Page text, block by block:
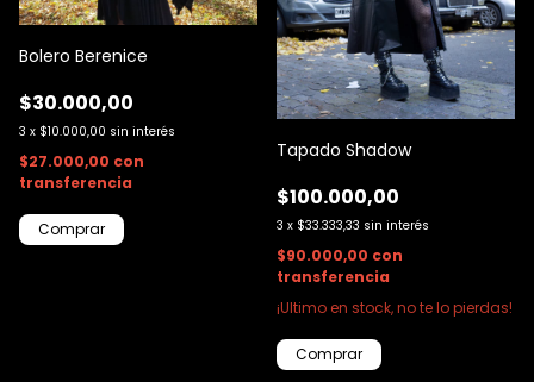
Bolero Berenice
$30.000,00
3 x $10.000,00 sin interés
$27.000,00 con
transferencia
Tapado Shadow
$100.000,00
3 x $33.333,33 sin interés
$90.000,00 con
transferencia
¡Ultimo en stock, no te lo pierdas!
Comprar